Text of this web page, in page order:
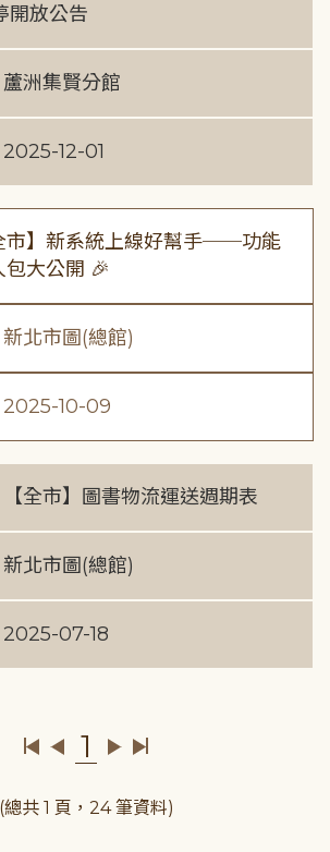
開放公告
蘆洲集賢分館
2025-12-01
市】新系統上線好幫手──功能
包大公開 🎉
新北市圖(總館)
2025-10-09
【全市】圖書物流運送週期表
新北市圖(總館)
2025-07-18
1
(總共 1 頁，24 筆資料)